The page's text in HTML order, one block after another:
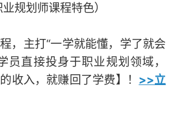
业规划师课程特色）
，主打“一学就能懂，学了就会
员直接投身于职业规划领域，
收入，就赚回了学费】！ >>立